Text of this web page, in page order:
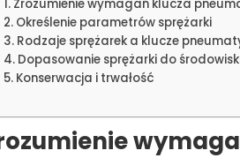
Zrozumienie wymagań klucza
Określenie parametrów sprężarki
Rodzaje sprężarek a klucze
Dopasowanie sprężarki do
Konserwacja i trwałość